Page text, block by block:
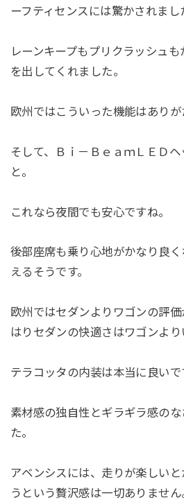
ーフティセンスには驚かされまし
レーンキープもプリクラッシュ
を出してくれました。
欧州ではこういった機能はありが
そして、Ｂｉ－ＢｅａｍＬＥＤ
と。
これなら夜間でも安心ですね。
後部座席も乗り心地がかなり良
えるそうです。
欧州ではセダンよりワゴンの評
はりセダンの快適さはワゴンより
テラコッタの内装は本当に良いで
素材感の独自性とギラギラ感の
た。
アベンシスには、走りが楽しい
うという贅沢感は一切ありません